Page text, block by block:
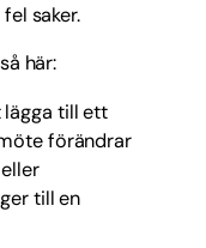
saker.
här:
lägga till ett
förändrar
till en